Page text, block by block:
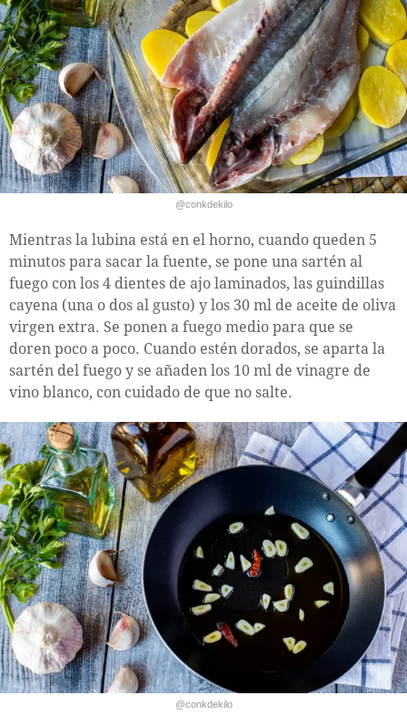
@conkdekilo
Mientras la lubina está en el horno, cuando queden 5
minutos para sacar la fuente, se pone una sartén al
fuego con los 4 dientes de ajo laminados, las guindillas
cayena (una o dos al gusto) y los 30 ml de aceite de oliva
virgen extra. Se ponen a fuego medio para que se
doren poco a poco. Cuando estén dorados, se aparta la
sartén del fuego y se añaden los 10 ml de vinagre de
vino blanco, con cuidado de que no salte.
@conkdekilo